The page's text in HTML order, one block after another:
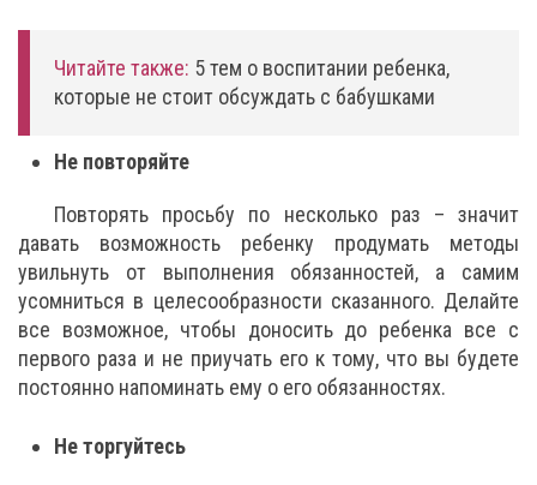
Читайте также: 5 тем о воспитании ребенка,
которые не стоит обсуждать с бабушками
Не повторяйте
Повторять просьбу по несколько раз – значит
давать возможность ребенку продумать методы
увильнуть от выполнения обязанностей, а самим
усомниться в целесообразности сказанного. Делайте
все возможное, чтобы доносить до ребенка все с
первого раза и не приучать его к тому, что вы будете
постоянно напоминать ему о его обязанностях.
Не торгуйтесь